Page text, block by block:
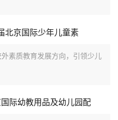
北京国际少年儿童素
素质教育发展方向，引领少儿
际幼教用品及幼儿园配